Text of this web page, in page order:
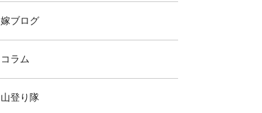
嫁ブログ
コラム
山登り隊